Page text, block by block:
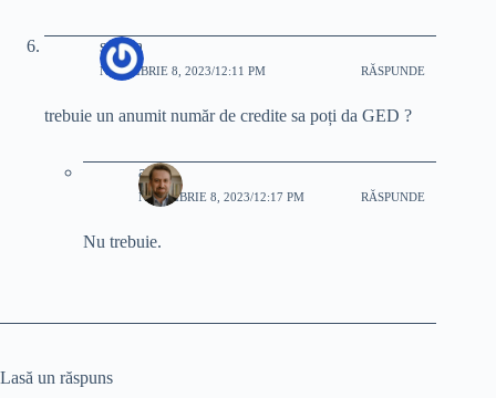
selena
NOIEMBRIE 8, 2023/12:11 PM RĂSPUNDE
trebuie un anumit număr de credite sa poți da GED ?
adi
NOIEMBRIE 8, 2023/12:17 PM RĂSPUNDE
Nu trebuie.
Lasă un răspuns